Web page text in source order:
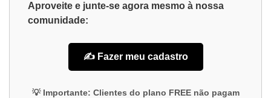
Aproveite e junte-se agora mesmo à nossa
comunidade:
✍️ Fazer meu cadastro
💡 Importante: Clientes do plano FREEnão pagam